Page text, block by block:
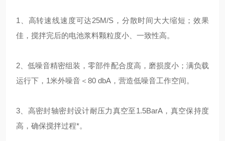
1、高转速线速度可达25M/S，分散时间大大缩短；效果
佳，搅拌完后的电池浆料颗粒度小、一致性高。
2、低噪音精密组装，零部件配合度高，磨损度小；满负载
运行下，1米外噪音＜80 dbA，营造低噪音工作空间。
3、高密封轴密封设计耐压力真空至1.5BarA，真空保持度
高，确保搅拌过程*。